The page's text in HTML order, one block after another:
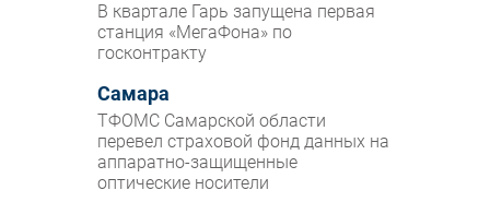
Проекты
IT класс
Тестовый стенд
Каталог компаний
В квартале Гарь запущена первая
станция «МегаФона» по
госконтракту
Самара
ТФОМС Самарской области
перевел страховой фонд данных на
аппаратно-защищенные
оптические носители